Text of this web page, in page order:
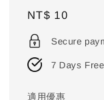
Regular
price
NT$ 10
Secure
7 Days
適用優惠